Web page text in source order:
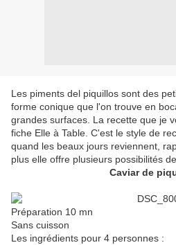
Les piments del piquillos sont des
forme conique que l'on trouve en
grandes surfaces. La recette que je
fiche Elle à Table. C'est le style de
quand les beaux jours reviennent,
plus elle offre plusieurs possibilités
Caviar de
Préparation 10 mn
Sans cuisson
Les ingrédients pour 4 personnes :